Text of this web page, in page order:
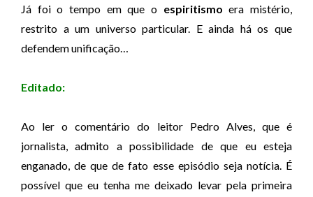
Já foi o tempo em que o espiritismo era mistério,
restrito a um universo particular. E ainda há os que
defendem unificação…
Editado:
Ao ler o comentário do leitor Pedro Alves, que é
jornalista, admito a possibilidade de que eu esteja
enganado, de que de fato esse episódio seja notícia. É
possível que eu tenha me deixado levar pela primeira